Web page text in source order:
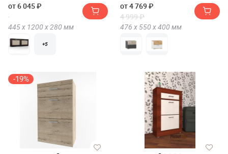
от 6 045 ₽
445 х 1200 х 280 мм
+5
от 4 769 ₽
4 999 ₽
476 х 550 х400 мм
-19%